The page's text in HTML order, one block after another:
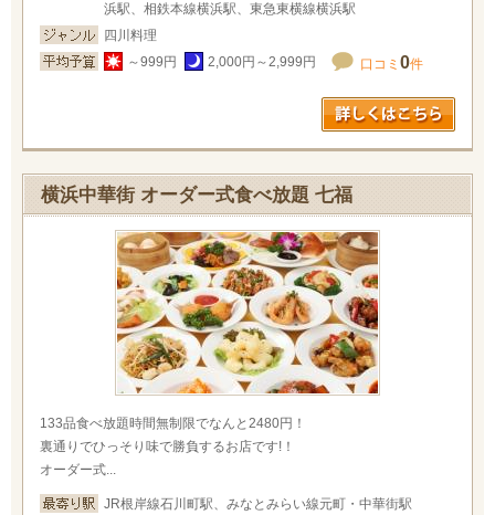
浜駅、相鉄本線横浜駅、東急東横線横浜駅
四川料理
～999円
2,000円～2,999円 口コミ 0件
横浜中華街 オーダー式食べ放題 七福
133品食べ放題時間無制限でなんと2480円！
裏通りでひっそり味で勝負するお店です!！
オーダー式...
JR根岸線石川町駅、みなとみらい線元町・中華街駅